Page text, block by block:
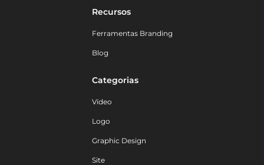
Recursos
Ferramentas Branding
Blog
Categorias
Vídeo
Logo
Graphic Design
Site